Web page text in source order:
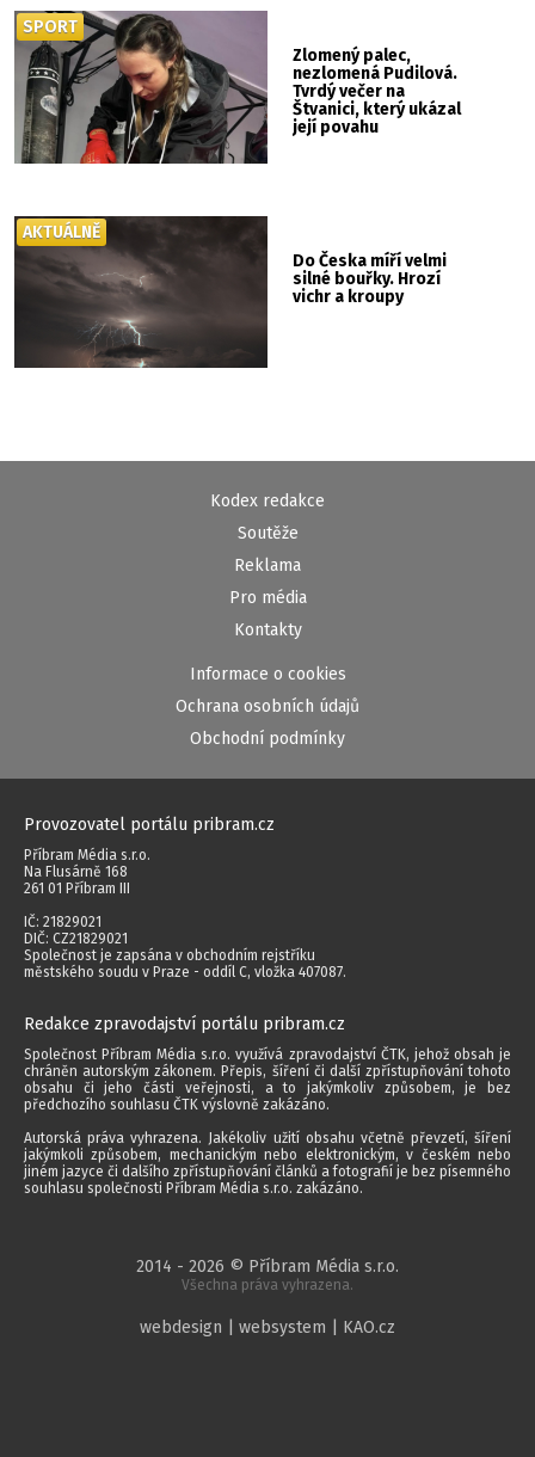
Zlomený palec,
nezlomená Pudilová.
Tvrdý večer na
Štvanici, který ukázal
její povahu
SPORT
Do Česka míří velmi
silné bouřky. Hrozí
vichr a kroupy
AKTUÁLNĚ
Kodex redakce
Soutěže
Reklama
Pro média
Kontakty
Informace o cookies
Ochrana osobních údajů
Obchodní podmínky
Provozovatel portálu pribram.cz
Příbram Média s.r.o.
Na Flusárně 168
261 01 Příbram III
IČ: 21829021
DIČ: CZ21829021
Společnost je zapsána v obchodním rejstříku
městského soudu v Praze - oddíl C, vložka 407087.
Redakce zpravodajství portálu pribram.cz
Společnost Příbram Média s.r.o. využívá zpravodajství ČTK, jehož obsah je
chráněn autorským zákonem. Přepis, šíření či další zpřístupňování tohoto
obsahu či jeho části veřejnosti, a to jakýmkoliv způsobem, je bez
předchozího souhlasu ČTK výslovně zakázáno.
Autorská práva vyhrazena. Jakékoliv užití obsahu včetně převzetí, šíření
jakýmkoli způsobem, mechanickým nebo elektronickým, v českém nebo
jiném jazyce či dalšího zpřístupňování článků a fotografií je bez písemného
souhlasu společnosti Příbram Média s.r.o. zakázáno.
2014 - 2026 © Příbram Média s.r.o.
Všechna práva vyhrazena.
webdesign | websystem | KAO.cz